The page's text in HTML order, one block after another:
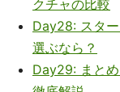
クチャの比較
Day28: スタ
選ぶなら？
Day29: まと